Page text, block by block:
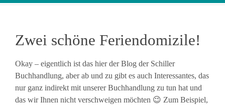
Zwei schöne Feriendomizile!
Okay – eigentlich ist das hier der Blog der Schiller
Buchhandlung, aber ab und zu gibt es auch Interessantes, das
nur ganz indirekt mit unserer Buchhandlung zu tun hat und
das wir Ihnen nicht verschweigen möchten 😉 Zum Beispiel,